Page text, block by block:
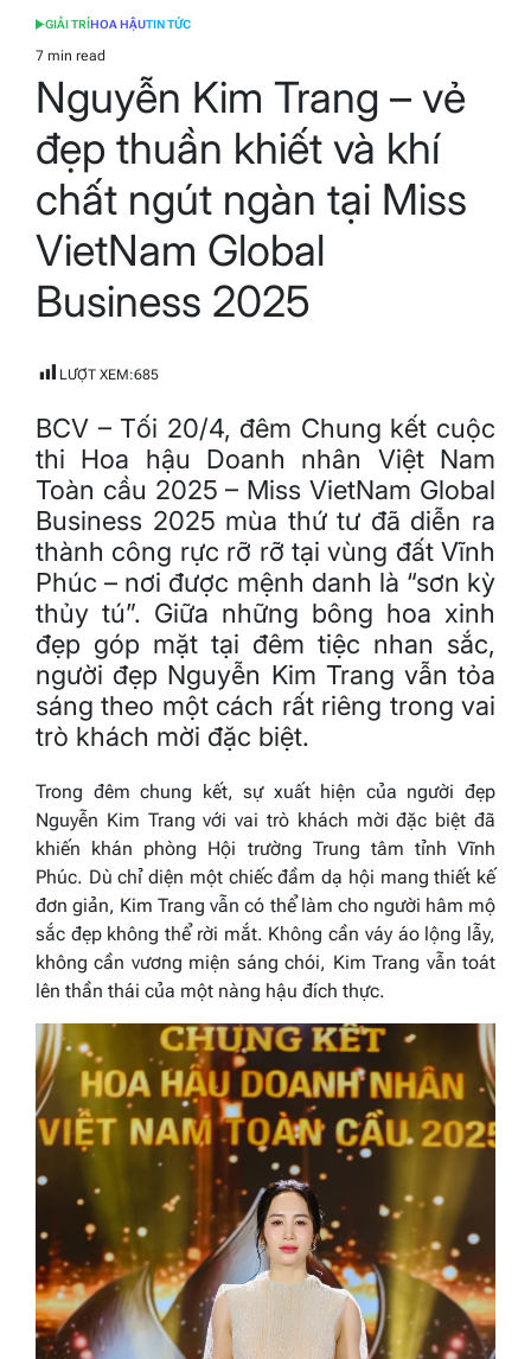
POSTED
IN
GIẢI TRÍHOA HẬUTIN TỨC
Estimated
read
time
7 min read
Nguyễn Kim Trang – vẻ
đẹp thuần khiết và khí
chất ngút ngàn tại Miss
VietNam Global
Business 2025
LƯỢT XEM:685
BCV – Tối 20/4, đêm Chung kết cuộc
thi Hoa hậu Doanh nhân Việt Nam
Toàn cầu 2025 – Miss VietNam Global
Business 2025 mùa thứ tư đã diễn ra
thành công rực rỡ rỡ tại vùng đất Vĩnh
Phúc – nơi được mệnh danh là “sơn kỳ
thủy tú”. Giữa những bông hoa xinh
đẹp góp mặt tại đêm tiệc nhan sắc,
người đẹp Nguyễn Kim Trang vẫn tỏa
sáng theo một cách rất riêng trong vai
trò khách mời đặc biệt.
Trong đêm chung kết, sự xuất hiện của người đẹp
Nguyễn Kim Trang với vai trò khách mời đặc biệt đã
khiến khán phòng Hội trường Trung tâm tỉnh Vĩnh
Phúc. Dù chỉ diện một chiếc đầm dạ hội mang thiết kế
đơn giản, Kim Trang vẫn có thể làm cho người hâm mộ
sắc đẹp không thể rời mắt. Không cần váy áo lộng lẫy,
không cần vương miện sáng chói, Kim Trang vẫn toát
lên thần thái của một nàng hậu đích thực.